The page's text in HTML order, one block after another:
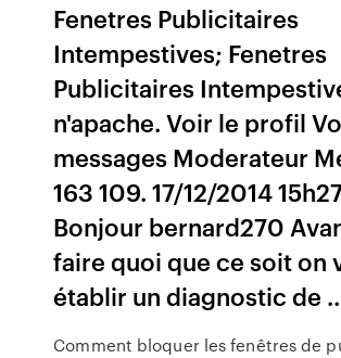
Fenetres Publicitaires
Intempestives; Fenetres
Publicitaires
n'apache. Voir le profil
messages Moderateur
163 109. 17/12/2014
Bonjour bernard270
faire quoi que ce soit on
établir un diagnostic de
Comment bloquer les fenêtres de